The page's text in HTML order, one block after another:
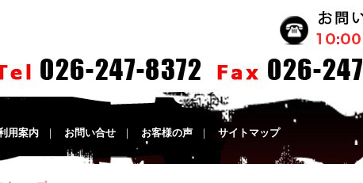
用案内 お問い合せ お客様の声 サイトマップ